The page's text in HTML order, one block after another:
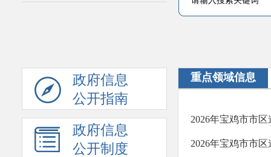
政府信息
公开指南
政府信息
公开制度
重点领域信息
2026年宝鸡市市
2026年宝鸡市市